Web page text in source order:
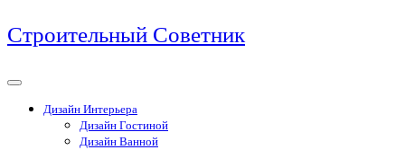
Перейти
к
Строительный Советник
Дизайн Интерьера
Дизайн Гостиной
Дизайн Ванной